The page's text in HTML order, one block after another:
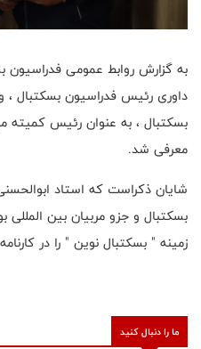
به گزارش روابط عمومی
داوری رئیس فدراسیون بسکتبال ،
بسکتبال ، به عنوان رئیس کمیته
معرفی شد.
شایان ذکراست که استاد
بسکتبال و جزو مربیان بین
زمینه " بسکتبال نوین " را در
ما را دنبال کنید